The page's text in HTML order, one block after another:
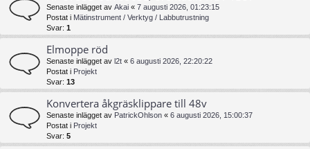
Senaste inlägget av Akai « 7 augusti 2026, 01:23:15
Postat i Mätinstrument / Verktyg / Labbutrustning
Svar: 1
Elmoppe röd
Senaste inlägget av l2t « 6 augusti 2026, 22:20:22
Postat i Projekt
Svar: 13
Konvertera åkgräsklippare till 48v
Senaste inlägget av PatrickOhlson « 6 augusti 2026, 15:00:37
Postat i Projekt
Svar: 5